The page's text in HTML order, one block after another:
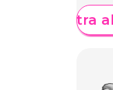
Mostra